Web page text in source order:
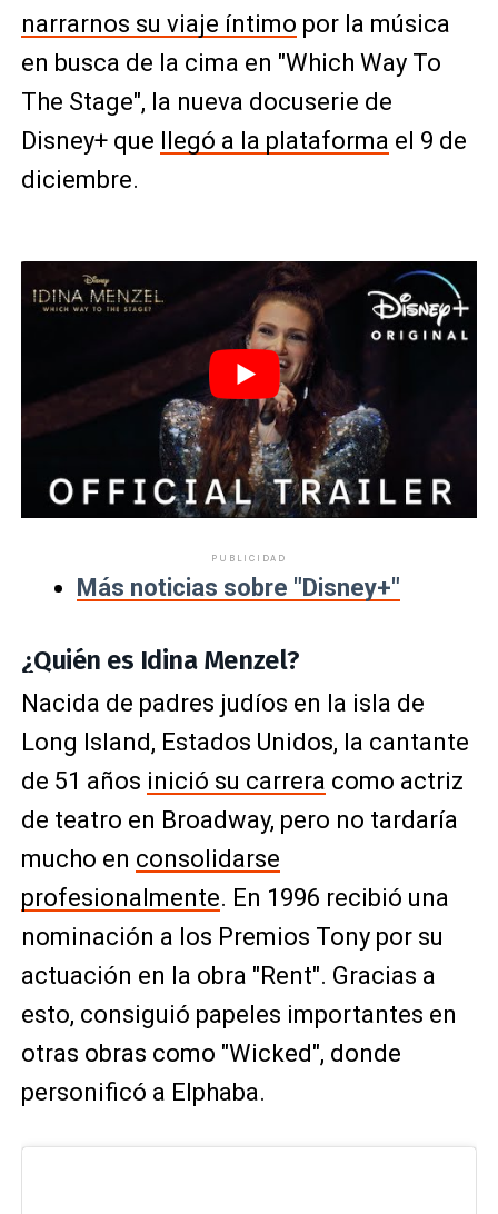
narrarnos su viaje íntimo por la música
en busca de la cima en "Which Way To
The Stage", la nueva docuserie de
Disney+ que llegó a la plataforma el 9 de
diciembre.
PUBLICIDAD
Más noticias sobre "Disney+"
¿Quién es Idina Menzel?
Nacida de padres judíos en la isla de
Long Island, Estados Unidos, la cantante
de 51 años inició su carrera como actriz
de teatro en Broadway, pero no tardaría
mucho en consolidarse
profesionalmente. En 1996 recibió una
nominación a los Premios Tony por su
actuación en la obra "Rent". Gracias a
esto, consiguió papeles importantes en
otras obras como "Wicked", donde
personificó a Elphaba.